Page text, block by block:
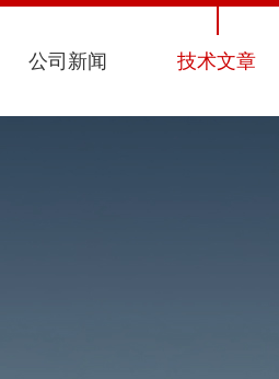
公司新闻 技术文章